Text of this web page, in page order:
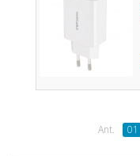
Ant. 01